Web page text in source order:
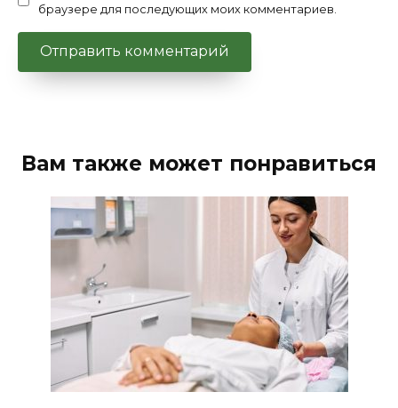
браузере для последующих моих комментариев.
Вам также может понравиться